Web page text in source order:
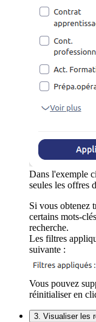
Dans l'exemple
seules les offres
Si vous obtenez
certains mots-
recherche.
Les filtres
suivante :
Vous pouvez
réinitialiser en
3. Visualiser les